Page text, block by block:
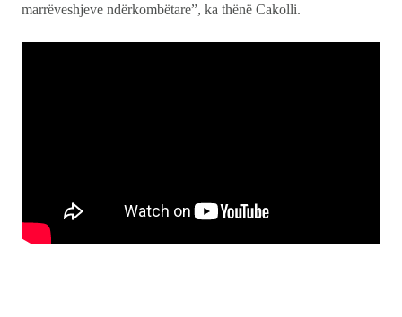
marrëveshjeve ndërkombëtare”, ka thënë Cakolli.